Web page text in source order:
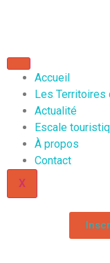
Accueil
Les Territoires
Actualité
Escale
À propos
Contact
X